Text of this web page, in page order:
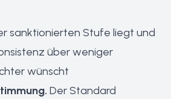
sanktionierten Stufe liegt und
über weniger
wünscht
Der Standard